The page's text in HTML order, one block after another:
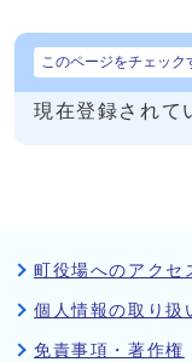
このページをチェック
現在登録されて
町役場へのアクセ
個人情報の取り扱
免責事項・著作権